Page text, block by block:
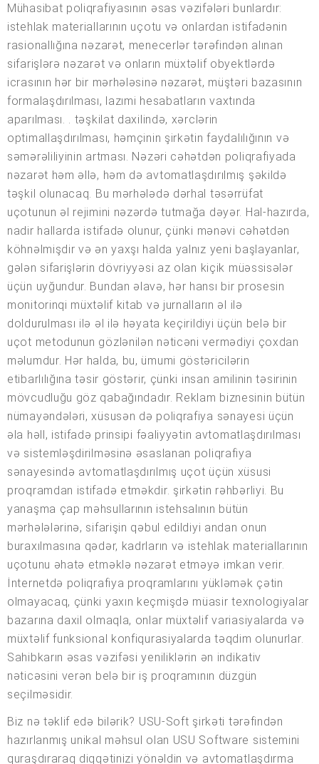
Mühasibat poliqrafiyasının əsas vəzifələri bunlardır:
istehlak materiallarının uçotu və onlardan istifadənin
rasionallığına nəzarət, menecerlər tərəfindən alınan
sifarişlərə nəzarət və onların müxtəlif obyektlərdə
icrasının hər bir mərhələsinə nəzarət, müştəri bazasının
formalaşdırılması, lazımi hesabatların vaxtında
aparılması. . təşkilat daxilində, xərclərin
optimallaşdırılması, həmçinin şirkətin faydalılığının və
səmərəliliyinin artması. Nəzəri cəhətdən poliqrafiyada
nəzarət həm əllə, həm də avtomatlaşdırılmış şəkildə
təşkil olunacaq. Bu mərhələdə dərhal təsərrüfat
uçotunun əl rejimini nəzərdə tutmağa dəyər. Hal-hazırda,
nadir hallarda istifadə olunur, çünki mənəvi cəhətdən
köhnəlmişdir və ən yaxşı halda yalnız yeni başlayanlar,
gələn sifarişlərin dövriyyəsi az olan kiçik müəssisələr
üçün uyğundur. Bundan əlavə, hər hansı bir prosesin
monitorinqi müxtəlif kitab və jurnalların əl ilə
doldurulması ilə əl ilə həyata keçirildiyi üçün belə bir
uçot metodunun gözlənilən nəticəni vermədiyi çoxdan
məlumdur. Hər halda, bu, ümumi göstəricilərin
etibarlılığına təsir göstərir, çünki insan amilinin təsirinin
mövcudluğu göz qabağındadır. Reklam biznesinin bütün
nümayəndələri, xüsusən də poliqrafiya sənayesi üçün
əla həll, istifadə prinsipi fəaliyyətin avtomatlaşdırılması
və sistemləşdirilməsinə əsaslanan poliqrafiya
sənayesində avtomatlaşdırılmış uçot üçün xüsusi
proqramdan istifadə etməkdir. şirkətin rəhbərliyi. Bu
yanaşma çap məhsullarının istehsalının bütün
mərhələlərinə, sifarişin qəbul edildiyi andan onun
buraxılmasına qədər, kadrların və istehlak materiallarının
uçotunu əhatə etməklə nəzarət etməyə imkan verir.
İnternetdə poliqrafiya proqramlarını yükləmək çətin
olmayacaq, çünki yaxın keçmişdə müasir texnologiyalar
bazarına daxil olmaqla, onlar müxtəlif variasiyalarda və
müxtəlif funksional konfiqurasiyalarda təqdim olunurlar.
Sahibkarın əsas vəzifəsi yeniliklərin ən indikativ
nəticəsini verən belə bir iş proqramının düzgün
seçilməsidir.
Biz nə təklif edə bilərik? USU-Soft şirkəti tərəfindən
hazırlanmış unikal məhsul olan USU Software sistemini
quraşdıraraq diqqətinizi yönəldin və avtomatlaşdırma